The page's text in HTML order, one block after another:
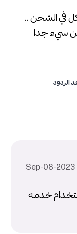
في الشحن ..
سيء جدا
الردود
خدمه